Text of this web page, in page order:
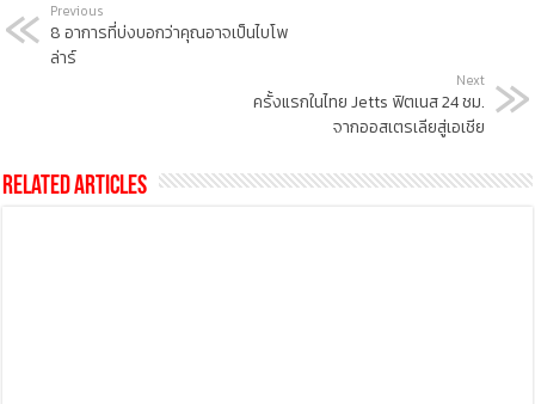
Previous
8 อาการที่บ่งบอกว่าคุณอาจเป็นไบโพ
ล่าร์
Next
ครั้งแรกในไทย Jetts ฟิตเนส 24 ชม.
จากออสเตรเลียสู่เอเชีย
Related Articles